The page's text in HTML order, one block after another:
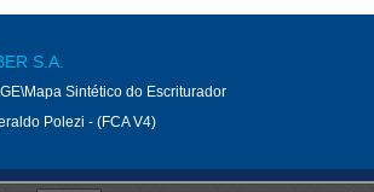
S.A.
Sintético do Escriturador
Polezi - (FCA V4)